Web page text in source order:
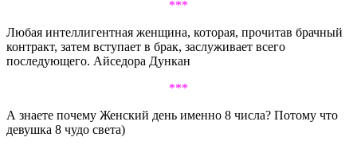
***
Любая интеллигентная женщина, которая, прочитав брачный
контракт, затем вступает в брак, заслуживает всего
последующего. Айседора Дункан
***
А знаете почему Женский день именно 8 числа? Потому что
девушка 8 чудо света)